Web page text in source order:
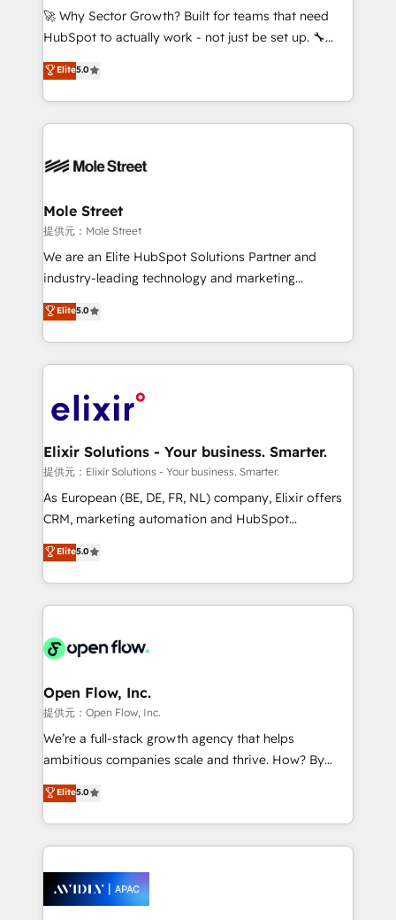
with good people' and have worked with incredible
brands. You can see some of them on our website,
🚀 Why Sector Growth? Built for teams that need
HubSpot to actually work - not just be set up. 🔧
HubSpot Experts: Onboarding, migrations,
automation, and training built for adoption. ⚡ Highly
Technical Execution: ERP, EMR and Custom
Integrations; complex builds delivered in weeks, not
workflows; automation agents; process optimization
Healthcare: HIPAA implementations; secure data
workflows 💼 Financial Services: compliant
workflows; audit-ready reporting ⚖️ Legal: client
intake; pipeline and document workflows 🛒 E-
revenue automation 🏢 Real Estate: deal pipelines;
portfolio and lifecycle management 🏭
HIPAA-aware; CASL-compliant; GDPR-ready
implementations where required 💡 Why 500+
built to scale.
Elite5.0
Mole Street
提供元：Mole Street
We are an Elite HubSpot Solutions Partner and
industry-leading technology and marketing
consultancy. Our focus is on enterprise and mid-
market B2B companies globally that want a strategic
approach to execute their goals through creative
applications of our solutions; Technical HubSpot
Design, Migrations + Integrations. Mole Street’s
greatness, which is achieved through creating
absolute clarity, derived from a well-defined
strategy, executed well, and reported on with clear
results. The culture is driven by core values; Joy, Grit,
Mindedness, and Clarity. We are driven to win for the
collective good of the company and its clientele, and
things are happening.
Elite5.0
Elixir Solutions - Your business. Smarter.
提供元：Elixir Solutions - Your business. Smarter.
As European (BE, DE, FR, NL) company, Elixir offers
CRM, marketing automation and HubSpot
integration products and services to mid-market
and enterprise customers. We ensure that your sales,
service and marketing department operates in the
most effective way, while at the same time
integrated buyers journey. Elixir is located in
and Amsterdam. Elixir is a first mover and leader
when it comes to HubSpot sales and service
implementations, highly renowned for our business
acumen, process (re-)design experience and a
integrate HubSpot with complex solutions like SAP,
MicroSoft, custom solutions,... Our company also has
Retail execution, CPQ, customer portals and
HubSpot CMS developments. And we're champions
Elite5.0
Open Flow, Inc.
提供元：Open Flow, Inc.
We’re a full-stack growth agency that helps
ambitious companies scale and thrive. How? By
upgrading and streamlining every single revenue-
generating aspect of your business. We’re proud
HubSpot Elite Solutions Partners and devout CRM
nerds who can harness HubSpot’s custom digital
experience. Working hand-in-hand with your team,
we’ll assemble a RevOps machine that drives more
Elite5.0